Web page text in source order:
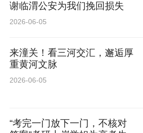
谢临渭公安为我们挽回损失
2026-06-05
来潼关！看三河交汇，邂逅厚
重黄河文脉
2026-06-05
“考完一门放下一门，不核对